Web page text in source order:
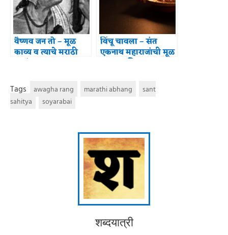
वैष्णव जन तो – मूळ
काव्य व त्याचे मराठी
भाषांतर
विंचू चावला – संत
एकनाथ महाराजांची मूळ
रचना आणि त्याचा
Tags awagha rang marathi abhang
sant
sahitya
soyarabai
शब्दयात्री